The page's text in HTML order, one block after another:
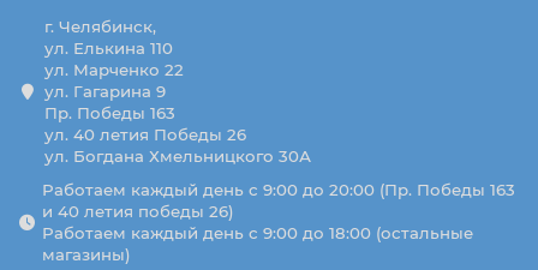
г. Челябинск,
ул. Елькина 110
ул. Марченко 22
ул. Гагарина 9
Пр. Победы 163
ул. 40 летия Победы 26
ул. Богдана Хмельницкого 30А
Работаем каждый день с 9:00 до 20:00 (Пр. Победы 163
и 40 летия победы 26)
Работаем каждый день с 9:00 до 18:00 (остальные
магазины)